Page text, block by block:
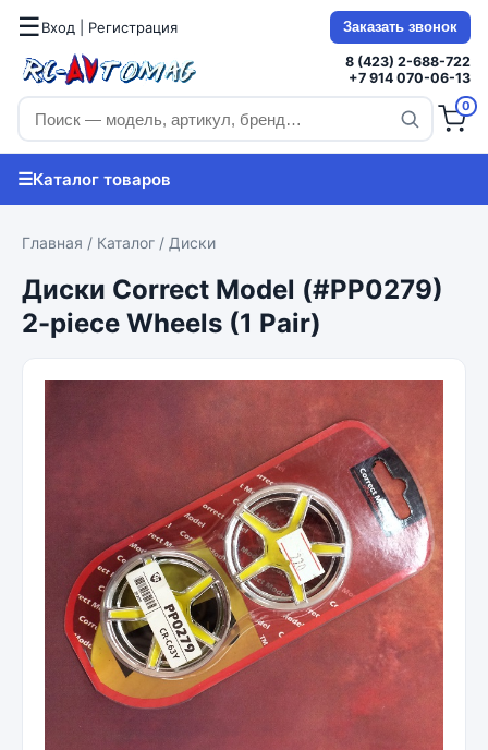
☰Вход | Регистрация Заказать звонок
8 (423) 2-688-722
+7 914 070-06-13
0
☰Каталог товаров
Главная / Каталог / Диски
Диски Correct Model (#PP0279)
2-piece Wheels (1 Pair)